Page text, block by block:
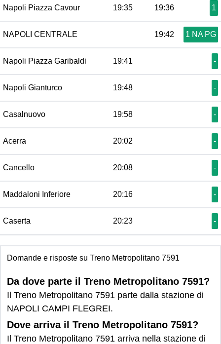
Napoli Piazza Cavour 19:35 19:36 1
NAPOLI CENTRALE 19:42 1 NA PG
Napoli Piazza Garibaldi 19:41 -
Napoli Gianturco 19:48 -
Casalnuovo 19:58 -
Acerra 20:02 -
Cancello 20:08 -
Maddaloni Inferiore 20:16 -
Caserta 20:23 -
Domande e risposte su Treno Metropolitano 7591
Da dove parte il Treno Metropolitano 7591?
Il Treno Metropolitano 7591 parte dalla stazione di
NAPOLI CAMPI FLEGREI.
Dove arriva il Treno Metropolitano 7591?
Il Treno Metropolitano 7591 arriva nella stazione di